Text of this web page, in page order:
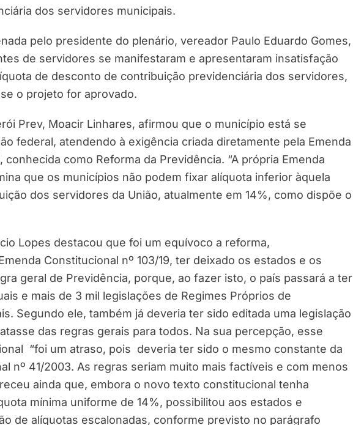
dos servidores municipais.
pelo presidente do plenário, vereador Paulo Eduardo Gomes,
de servidores se manifestaram e apresentaram insatisfação
de desconto de contribuição previdenciária dos servidores,
o projeto for aprovado.
Prev, Moacir Linhares, afirmou que o município está se
federal, atendendo à exigência criada diretamente pela Emenda
conhecida como Reforma da Previdência. “A própria Emenda
que os municípios não podem fixar alíquota inferior àquela
dos servidores da União, atualmente em 14%, como dispõe o
Lopes destacou que foi um equívoco a reforma,
Constitucional nº 103/19, ter deixado os estados e os
geral de Previdência, porque, ao fazer isto, o país passará a ter
e mais de 3 mil legislações de Regimes Próprios de
Segundo ele, também já deveria ter sido editada uma legislação
das regras gerais para todos. Na sua percepção, esse
“foi um atraso, pois deveria ter sido o mesmo constante da
nº 41/2003. As regras seriam muito mais factíveis e com menos
ainda que, embora o novo texto constitucional tenha
mínima uniforme de 14%, possibilitou aos estados e
de alíquotas escalonadas, conforme previsto no parágrafo